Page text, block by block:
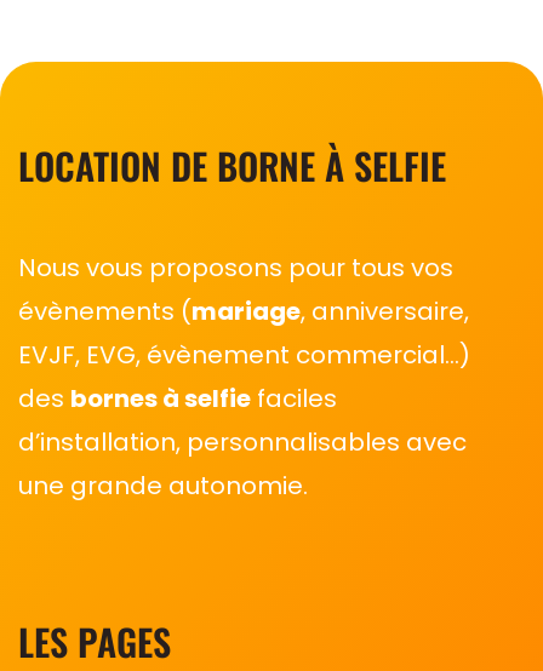
LOCATION DE BORNE À SELFIE
Nous vous proposons pour tous vos
évènements (mariage, anniversaire,
EVJF, EVG, évènement commercial…)
des bornes à selfie faciles
d’installation, personnalisables avec
une grande autonomie.
LES PAGES